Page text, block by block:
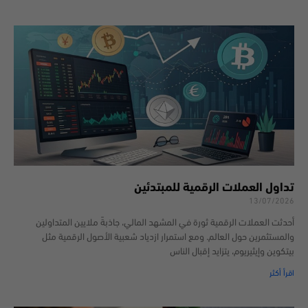
تداول العملات الرقمية للمبتدئين
13/07/2026
أحدثت العملات الرقمية ثورة في المشهد المالي، جاذبةً ملايين المتداولين
والمستثمرين حول العالم. ومع استمرار ازدياد شعبية الأصول الرقمية مثل
بيتكوين وإيثيريوم، يتزايد إقبال الناس
اقرأ أكثر